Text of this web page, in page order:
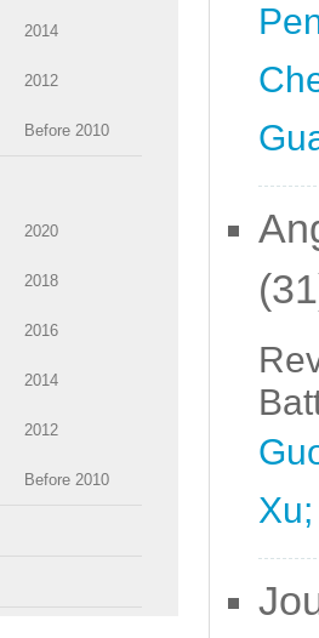
2014
2012
Before 2010
2020
2018
2016
2014
2012
Before 2010